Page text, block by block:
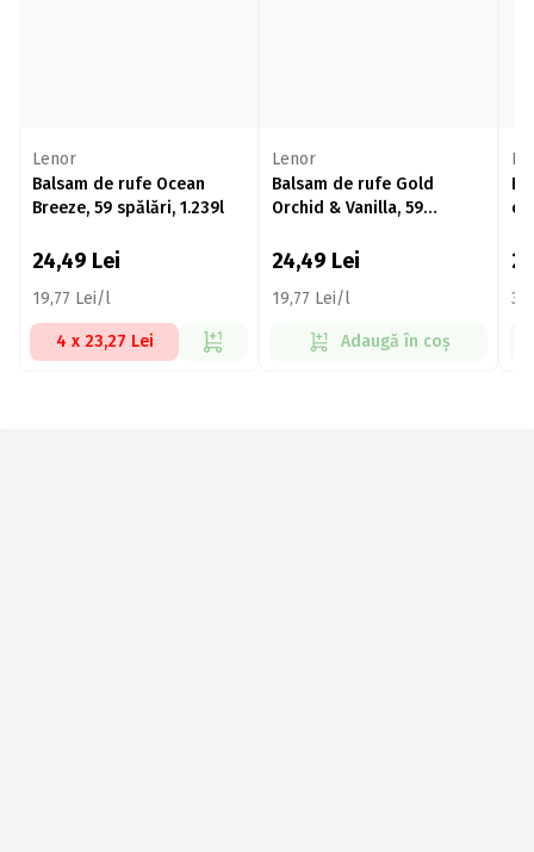
Lenor
Balsam de rufe Ocean
Breeze, 59 spălări, 1.239l
24,49 Lei
19,77 Lei/l
4 x 23,27 Lei
Lenor
Balsam de rufe Gold
Orchid & Vanilla, 59
24,49 Lei
19,77 Lei/l
Adaugă în coș